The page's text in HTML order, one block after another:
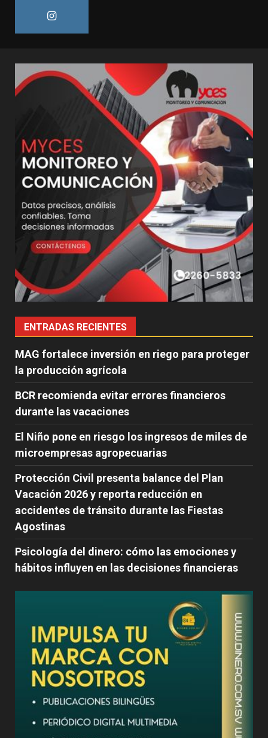
ENTRADAS RECIENTES
MAG fortalece inversión en riego para proteger
la producción agrícola
BCR recomienda evitar errores financieros
durante las vacaciones
El Niño pone en riesgo los ingresos de miles de
microempresas agropecuarias
Protección Civil presenta balance del Plan
Vacación 2026 y reporta reducción en
accidentes de tránsito durante las Fiestas
Agostinas
Psicología del dinero: cómo las emociones y
hábitos influyen en las decisiones financieras